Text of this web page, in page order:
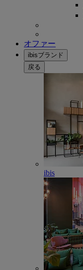
オファー
ibisブランド
戻る
ibis